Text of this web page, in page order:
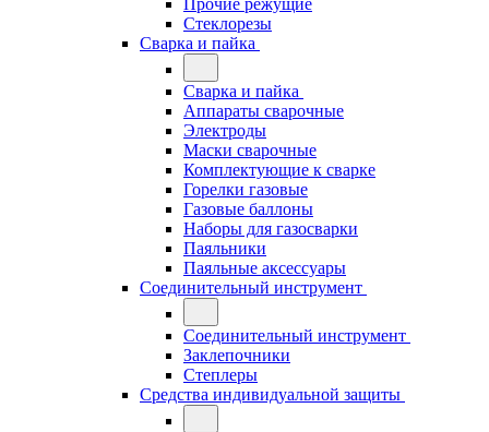
Прочие режущие
Стеклорезы
Сварка и пайка
Сварка и пайка
Аппараты сварочные
Электроды
Маски сварочные
Комплектующие к сварке
Горелки газовые
Газовые баллоны
Наборы для газосварки
Паяльники
Паяльные аксессуары
Соединительный инструмент
Соединительный инструмент
Заклепочники
Степлеры
Средства индивидуальной защиты